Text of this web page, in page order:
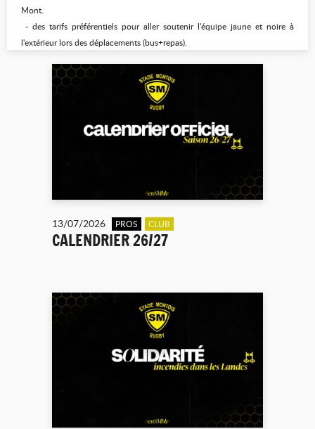
Mont.
- des tarifs préférentiels pour aller soutenir l'équipe jaune et noire à
l'extérieur lors des déplacements (bus+repas).
13/07/2026 PROS CLUB
CALENDRIER 26/27